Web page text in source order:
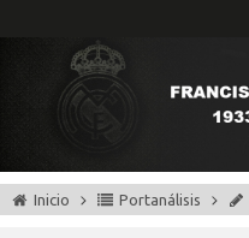
Inicio Portanálisis